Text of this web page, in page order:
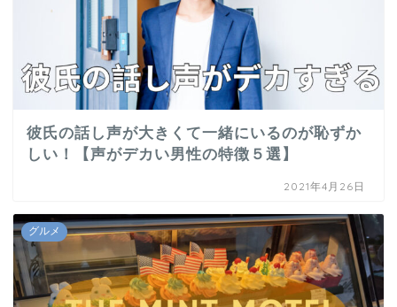
彼氏の話し声が大きくて一緒にいるのが恥ずか
しい！【声がデカい男性の特徴５選】
2021年4月26日
グルメ